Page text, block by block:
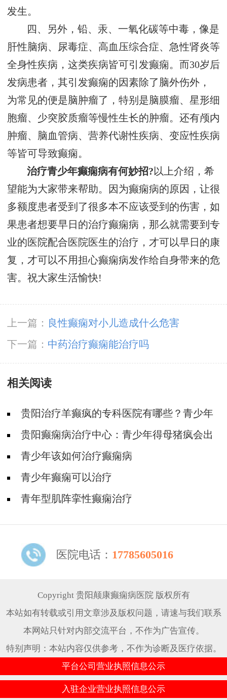
发生。
四、另外，铅、汞、一氧化碳等中毒，像是
肝性脑病、尿毒症、高血压综合症、急性肾炎等
全身性疾病，这类疾病皆可引发癫痫。而30岁后
发病患者，其引发癫痫的因素除了脑外伤外，
为常见的便是脑肿瘤了，特别是脑膜瘤、星形细
胞瘤、少突胶质瘤等慢性生长的肿瘤。还有颅内
肿瘤、脑血管病、营养代谢性疾病、变应性疾病
等皆可导致癫痫。
治疗青少年癫痫病有何妙招?以上介绍，希
望能为大家带来帮助。因为癫痫病的原因，让很
多额度患者受到了很多本不应该受到的伤害，如
果患者想要早日的治疗癫痫病，那么就需要到专
业的医院配合医院医生的治疗，才可以早日的康
复，才可以不用担心癫痫病发作给自身带来的危
害。祝大家生活愉快!
上一篇： 良性癫痫对小儿造成什么危害
下一篇： 中药治疗癫痫能治疗吗
相关阅读
贵阳治疗羊癫疯的专科医院有哪些？青少年
遗传性羊癫疯是怎么样的？
贵阳癫痫病治疗中心：青少年得母猪疯会出
现哪些早期症状？
青少年该如何治疗癫痫病
青少年癫痫可以治疗
青年型肌阵挛性癫痫治疗
医院电话： 17785605016
Copyright 贵阳颠康癫痫病医院 版权所有
本站如有转载或引用文章涉及版权问题，请速与我们联系
本网站只针对内部交流平台，不作为广告宣传。
特别声明：本站内容仅供参考，不作为诊断及医疗依据。
平台公司营业执照信息公示
入驻企业营业执照信息公示